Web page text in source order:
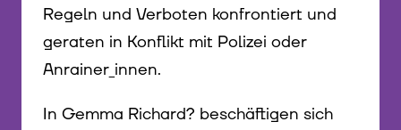
Regeln und Verboten konfrontiert und
geraten in Konflikt mit Polizei oder
Anrainer_innen.
In Gemma Richard? beschäftigen sich